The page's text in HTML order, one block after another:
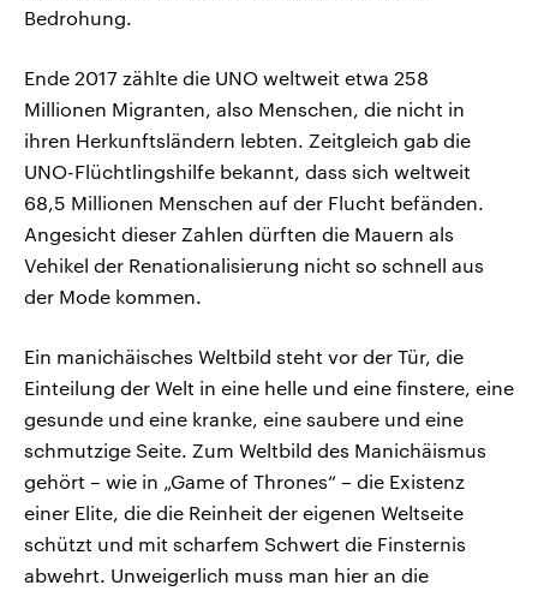
Bedrohung.
Ende 2017 zählte die UNO weltweit etwa 258
Millionen Migranten, also Menschen, die nicht in
ihren Herkunftsländern lebten. Zeitgleich gab die
UNO-Flüchtlingshilfe bekannt, dass sich weltweit
68,5 Millionen Menschen auf der Flucht befänden.
Angesicht dieser Zahlen dürften die Mauern als
Vehikel der Renationalisierung nicht so schnell aus
der Mode kommen.
Ein manichäisches Weltbild steht vor der Tür, die
Einteilung der Welt in eine helle und eine finstere, eine
gesunde und eine kranke, eine saubere und eine
schmutzige Seite. Zum Weltbild des Manichäismus
gehört – wie in „Game of Thrones“ – die Existenz
einer Elite, die die Reinheit der eigenen Weltseite
schützt und mit scharfem Schwert die Finsternis
abwehrt. Unweigerlich muss man hier an die